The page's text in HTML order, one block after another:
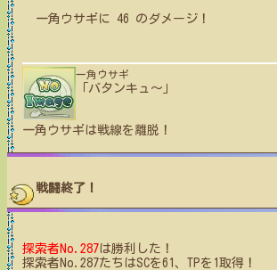
一角ウサギ に 46 のダメージ！
一角ウサギ
「バタンキュ〜」
一角ウサギは戦線を離脱！
戦闘終了！
探索者No.287は勝利した！
探索者No.287たちはSCを61、TPを1取得！